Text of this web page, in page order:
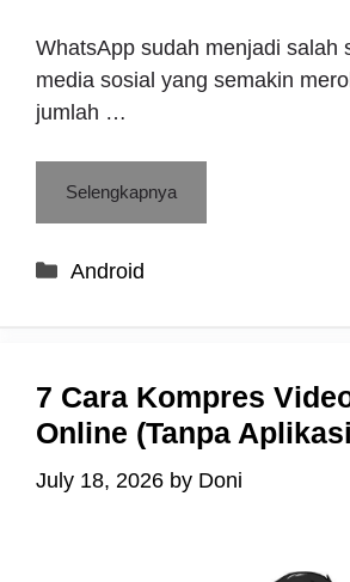
WhatsApp sudah menjadi salah
media sosial yang semakin
jumlah …
Selengkapnya
Categories
Android
7 Cara Kompres
Online (Tanpa
July 18, 2026 by Doni